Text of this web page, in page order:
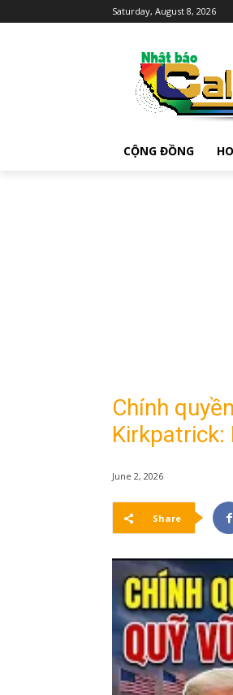
Saturday, August 8, 2026
CỘNG ĐỒNG
Chính
Kirkpatrick:
June 2, 2026
Share